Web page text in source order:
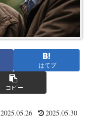
はてブ
コピー
2025.05.26 2025.05.30